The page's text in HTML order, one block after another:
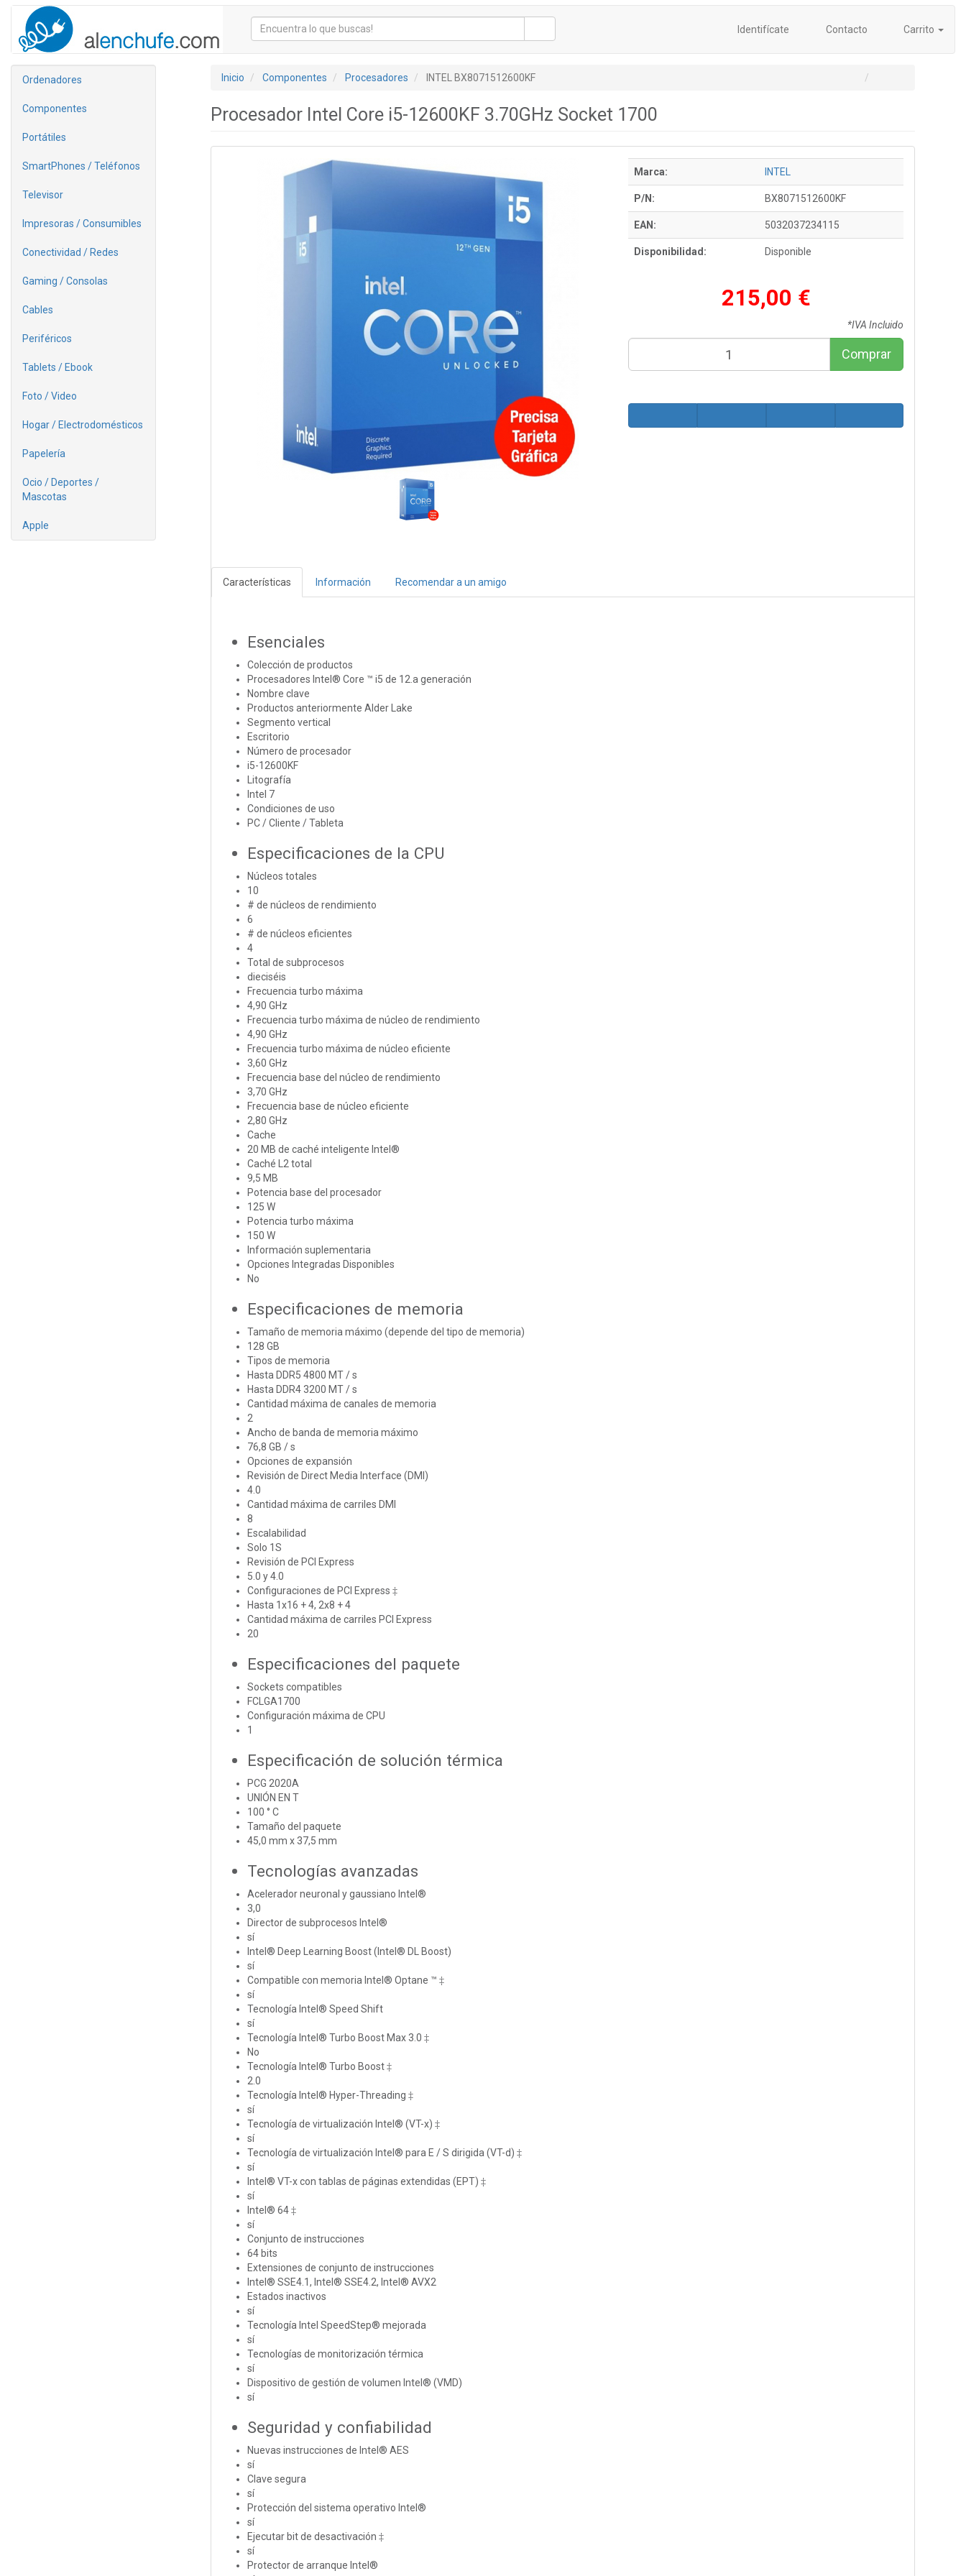
Identifícate Contacto Carrito
Ordenadores
Componentes
Portátiles
SmartPhones / Teléfonos
Televisor
Impresoras / Consumibles
Conectividad / Redes
Gaming / Consolas
Cables
Periféricos
Tablets / Ebook
Foto / Video
Hogar / Electrodomésticos
Papelería
Ocio / Deportes /
Mascotas
Apple
Inicio Componentes Procesadores INTEL BX8071512600KF
Procesador Intel Core i5-12600KF 3.70GHz Socket 1700
Marca: INTEL
P/N: BX8071512600KF
EAN: 5032037234115
Disponibilidad: Disponible
215,00 €
*IVA Incluido
Comprar
Características Información Recomendar a un amigo
Esenciales
Colección de productos
Procesadores Intel® Core ™ i5 de 12.a generación
Nombre clave
Productos anteriormente Alder Lake
Segmento vertical
Escritorio
Número de procesador
i5-12600KF
Litografía
Intel 7
Condiciones de uso
PC / Cliente / Tableta
Especificaciones de la CPU
Núcleos totales
10
# de núcleos de rendimiento
6
# de núcleos eficientes
4
Total de subprocesos
dieciséis
Frecuencia turbo máxima
4,90 GHz
Frecuencia turbo máxima de núcleo de rendimiento
4,90 GHz
Frecuencia turbo máxima de núcleo eficiente
3,60 GHz
Frecuencia base del núcleo de rendimiento
3,70 GHz
Frecuencia base de núcleo eficiente
2,80 GHz
Cache
20 MB de caché inteligente Intel®
Caché L2 total
9,5 MB
Potencia base del procesador
125 W
Potencia turbo máxima
150 W
Información suplementaria
Opciones Integradas Disponibles
No
Especificaciones de memoria
Tamaño de memoria máximo (depende del tipo de memoria)
128 GB
Tipos de memoria
Hasta DDR5 4800 MT / s
Hasta DDR4 3200 MT / s
Cantidad máxima de canales de memoria
2
Ancho de banda de memoria máximo
76,8 GB / s
Opciones de expansión
Revisión de Direct Media Interface (DMI)
4.0
Cantidad máxima de carriles DMI
8
Escalabilidad
Solo 1S
Revisión de PCI Express
5.0 y 4.0
Configuraciones de PCI Express ‡
Hasta 1x16 + 4, 2x8 + 4
Cantidad máxima de carriles PCI Express
20
Especificaciones del paquete
Sockets compatibles
FCLGA1700
Configuración máxima de CPU
1
Especificación de solución térmica
PCG 2020A
UNIÓN EN T
100 ° C
Tamaño del paquete
45,0 mm x 37,5 mm
Tecnologías avanzadas
Acelerador neuronal y gaussiano Intel®
3,0
Director de subprocesos Intel®
sí
Intel® Deep Learning Boost (Intel® DL Boost)
sí
Compatible con memoria Intel® Optane ™ ‡
sí
Tecnología Intel® Speed ​​Shift
sí
Tecnología Intel® Turbo Boost Max 3.0 ‡
No
Tecnología Intel® Turbo Boost ‡
2.0
Tecnología Intel® Hyper-Threading ‡
sí
Tecnología de virtualización Intel® (VT-x) ‡
sí
Tecnología de virtualización Intel® para E / S dirigida (VT-d) ‡
sí
Intel® VT-x con tablas de páginas extendidas (EPT) ‡
sí
Intel® 64 ‡
sí
Conjunto de instrucciones
64 bits
Extensiones de conjunto de instrucciones
Intel® SSE4.1, Intel® SSE4.2, Intel® AVX2
Estados inactivos
sí
Tecnología Intel SpeedStep® mejorada
sí
Tecnologías de monitorización térmica
sí
Dispositivo de gestión de volumen Intel® (VMD)
sí
Seguridad y confiabilidad
Nuevas instrucciones de Intel® AES
sí
Clave segura
sí
Protección del sistema operativo Intel®
sí
Ejecutar bit de desactivación ‡
sí
Protector de arranque Intel®